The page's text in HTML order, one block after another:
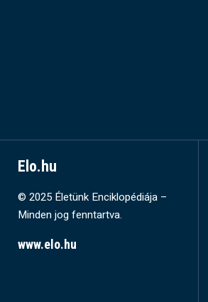
Elo.hu
© 2025 Életünk Enciklopédiája –
Minden jog fenntartva.
www.elo.hu